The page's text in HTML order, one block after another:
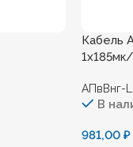
Кабель
АПвВнг-
В
981,00₽